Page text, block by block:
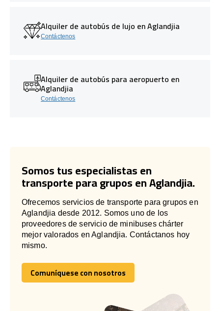
Alquiler de autobús de lujo en Aglandjia
Contáctenos
Alquiler de autobús para aeropuerto en
Aglandjia
Contáctenos
Somos tus especialistas en
transporte para grupos en Aglandjia.
Ofrecemos servicios de transporte para grupos en
Aglandjia desde 2012. Somos uno de los
proveedores de servicio de minibuses chárter
mejor valorados en Aglandjia. Contáctanos hoy
mismo.
Comuníquese con nosotros
Comuníquese con nosotros